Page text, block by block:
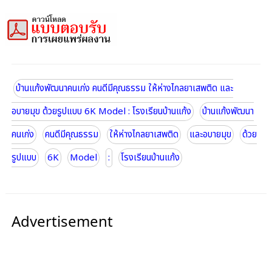
บ้านแก้งพัฒนาคนเก่ง คนดีมีคุณธรรม ให้ห่างไกลยาเสพติด และ
อบายมุข ด้วยรูปแบบ 6K Model : โรงเรียนบ้านแก้ง
บ้านแก้งพัฒนา
คนเก่ง
คนดีมีคุณธรรม ให้ห่างไกลยาเสพติด และอบายมุข
ด้วย
รูปแบบ
6K Model : โรงเรียนบ้านแก้ง
Advertisement